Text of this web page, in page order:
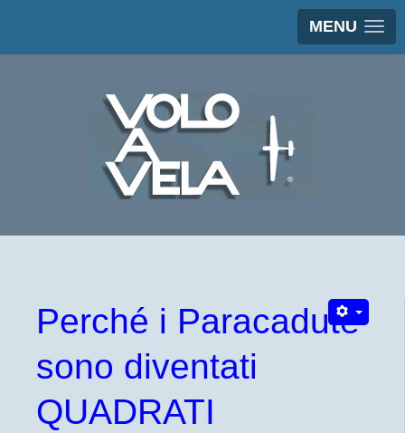
MENU
Perché i Paracadute
sono diventati
QUADRATI